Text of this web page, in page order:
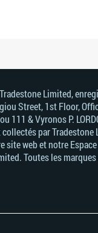
Limited,
Street, 1st Floor,
111 & Vyronos Р.
par Tradestone
site web et notre
Toutes les